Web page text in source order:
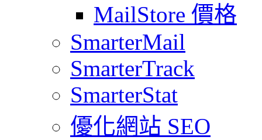
MailStore 價格
SmarterMail
SmarterTrack
SmarterStat
優化網站 SEO